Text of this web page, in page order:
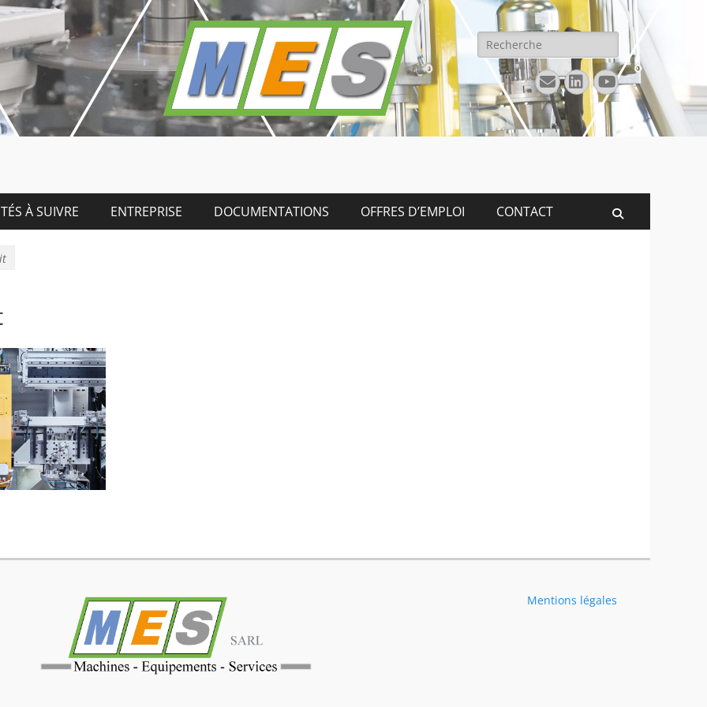
Rechercher :
E-
mail
Linkedin
YouTube
À SUIVRE ENTREPRISE DOCUMENTATIONS OFFRES D’EMPLOI CONTACT
Mentions légales